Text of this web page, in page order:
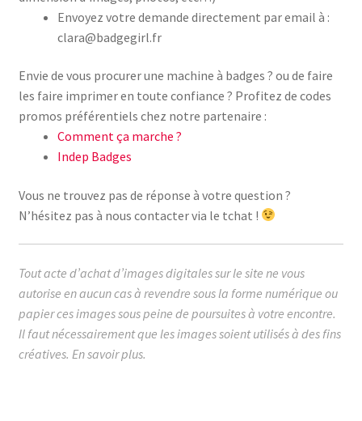
Envoyez votre demande directement par email à :
clara@badgegirl.fr
Envie de vous procurer une machine à badges ? ou de faire
les faire imprimer en toute confiance ? Profitez de codes
promos préférentiels chez notre partenaire :
Comment ça marche ?
Indep Badges
Vous ne trouvez pas de réponse à votre question ?
N’hésitez pas à nous contacter via le tchat !
Tout acte d’achat d’images digitales sur le site ne vous
autorise en aucun cas à revendre sous la forme numérique ou
papier ces images sous peine de poursuites à votre encontre.
Il faut nécessairement que les images soient utilisés à des fins
créatives. En savoir plus.